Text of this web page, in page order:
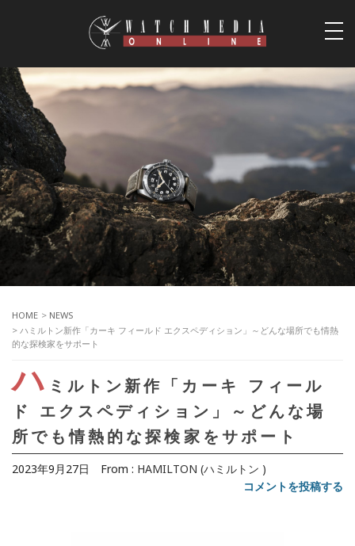
HOME > NEWS
> ハミルトン新作「カーキ フィールド エクスペディション」～どんな場所でも情熱
的な探検家をサポート
ハ ミルトン新作「カーキ フィール
ド エクスペディション」～どんな場
所でも情熱的な探検家をサポート
2023年9月27日 From : HAMILTON (ハミルトン )
コメントを投稿する